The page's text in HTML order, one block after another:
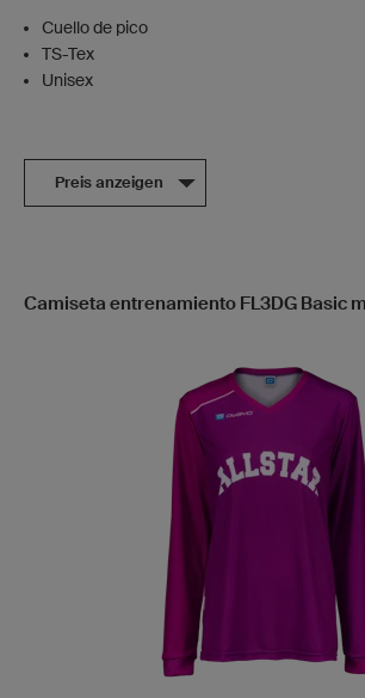
Cuello de pico
TS-Tex
Unisex
Preis anzeigen
Camiseta entrenamiento FL3DG Basic